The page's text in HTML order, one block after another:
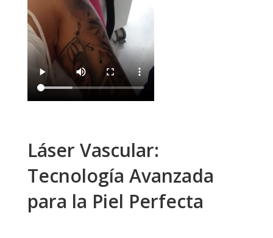
Láser Vascular:
Tecnología Avanzada
para la Piel Perfecta